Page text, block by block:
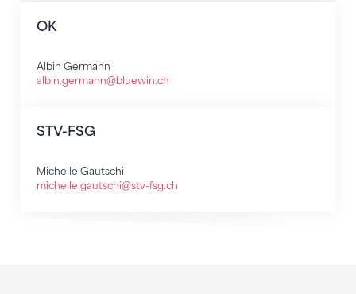
OK
Albin Germann
albin.germann@bluewin.ch
STV-FSG
Michelle Gautschi
michelle.gautschi@stv-fsg.ch